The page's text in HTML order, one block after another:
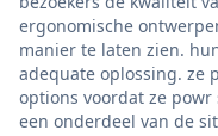
ergonomische
manier te laten zien.
adequate oplossing. ze
options voordat ze
een onderdeel van de